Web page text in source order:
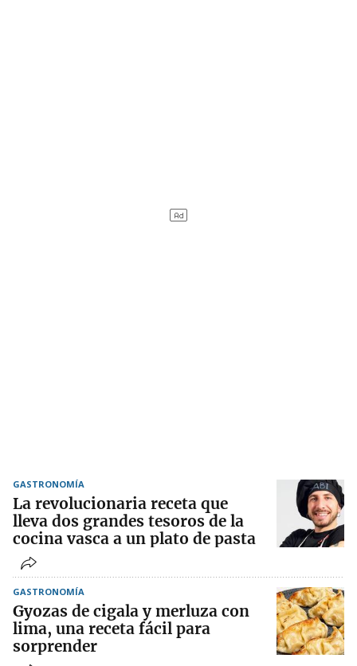
GASTRONOMÍA
La revolucionaria receta que
lleva dos grandes tesoros de la
cocina vasca a un plato de pasta
GASTRONOMÍA
Gyozas de cigala y merluza con
lima, una receta fácil para
sorprender